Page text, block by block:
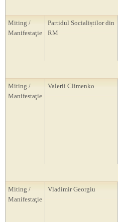
Miting /
Manifestaţie
Partidul Socialiștilor din
RM
Miting /
Manifestaţie
Valerii Climenko
Miting /
Manifestaţie
Vladimir Georgiu